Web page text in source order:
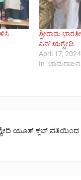
ಶ್ರೀರಾಮ
ಎನ್ ಋಗ್ವೇದಿ
April 17, 2024
In
ಯೂತ್ ಕ್ಲಬ್ ವತಿಯಿಂದ